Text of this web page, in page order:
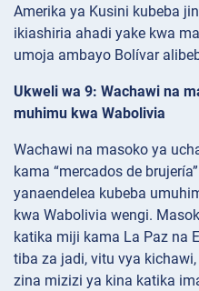
Amerika ya Kusini kubeba
ikiashiria ahadi yake kwa
umoja ambayo Bolívar
Ukweli wa 9: Wachawi na
muhimu kwa Wabolivia
Wachawi na masoko ya
kama “mercados de
yanaendelea kubeba
kwa Wabolivia wengi.
katika miji kama La Paz na
tiba za jadi, vitu vya
zina mizizi ya kina katika